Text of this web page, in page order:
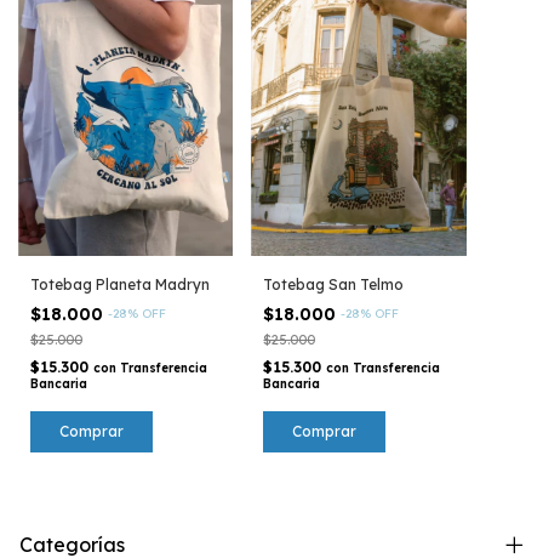
Totebag Planeta Madryn
$18.000 -28% OFF
$25.000
$15.300 con Transferencia
Bancaria
Totebag San Telmo
$18.000-28% OFF
$25.000
$15.300con Transferencia
Bancaria
Categorías